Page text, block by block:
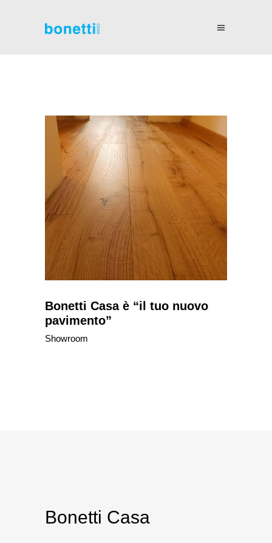
Bonetti Casa è “il tuo nuovo
pavimento”
Showroom
Bonetti Casa